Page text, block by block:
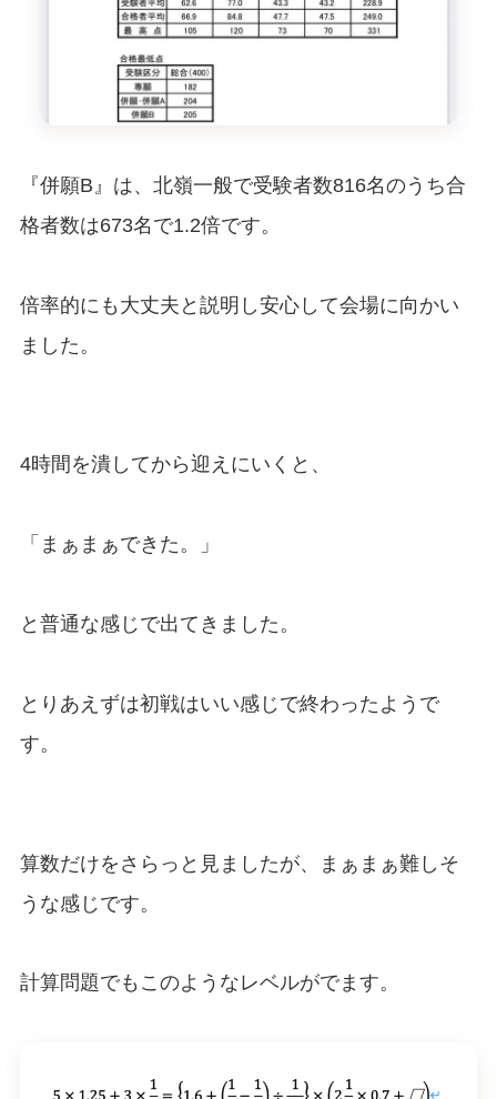
『併願B』は、北嶺一般で受験者数816名のうち合
格者数は673名で1.2倍です。
倍率的にも大丈夫と説明し安心して会場に向かい
ました。
4時間を潰してから迎えにいくと、
「まぁまぁできた。」
と普通な感じで出てきました。
とりあえずは初戦はいい感じで終わったようで
す。
算数だけをさらっと見ましたが、まぁまぁ難しそ
うな感じです。
計算問題でもこのようなレベルがでます。